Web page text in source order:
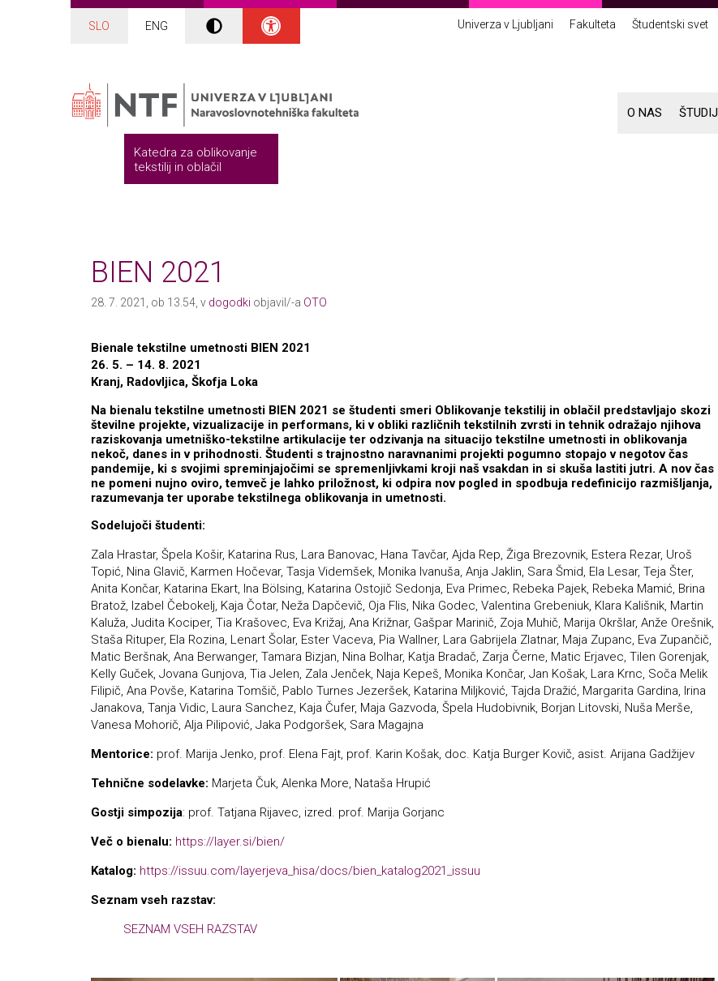
SLO ENG Univerza v Ljubljani Fakulteta Študentski svet
Katedra za oblikovanje
tekstilij in oblačil
O NAS ŠTUDIJ
BIEN 2021
28. 7. 2021, ob 13.54, v dogodki objavil/-a OTO
Bienale tekstilne umetnosti BIEN 2021
26. 5. – 14. 8. 2021
Kranj, Radovljica, Škofja Loka
Na bienalu tekstilne umetnosti BIEN 2021 se študenti smeri Oblikovanje tekstilij in oblačil predstavljajo skozi
številne projekte, vizualizacije in performans, ki v obliki različnih tekstilnih zvrsti in tehnik odražajo njihova
raziskovanja umetniško-tekstilne artikulacije ter odzivanja na situacijo tekstilne umetnosti in oblikovanja
nekoč, danes in v prihodnosti. Študenti s trajnostno naravnanimi projekti pogumno stopajo v negotov čas
pandemije, ki s svojimi spreminjajočimi se spremenljivkami kroji naš vsakdan in si skuša lastiti jutri. A nov čas
ne pomeni nujno oviro, temveč je lahko priložnost, ki odpira nov pogled in spodbuja redefinicijo razmišljanja,
razumevanja ter uporabe tekstilnega oblikovanja in umetnosti.
Sodelujoči študenti:
Zala Hrastar, Špela Košir, Katarina Rus, Lara Banovac, Hana Tavčar, Ajda Rep, Žiga Brezovnik, Estera Rezar, Uroš
Topić, Nina Glavič, Karmen Hočevar, Tasja Videmšek, Monika Ivanuša, Anja Jaklin, Sara Šmid, Ela Lesar, Teja Šter,
Anita Končar, Katarina Ekart, Ina Bölsing, Katarina Ostojič Sedonja, Eva Primec, Rebeka Pajek, Rebeka Mamić, Brina
Bratož, Izabel Čebokelj, Kaja Čotar, Neža Dapčevič, Oja Flis, Nika Godec, Valentina Grebeniuk, Klara Kališnik, Martin
Kaluža, Judita Kociper, Tia Krašovec, Eva Križaj, Ana Križnar, Gašpar Marinič, Zoja Muhič, Marija Okršlar, Anže Orešnik,
Staša Rituper, Ela Rozina, Lenart Šolar, Ester Vaceva, Pia Wallner, Lara Gabrijela Zlatnar, Maja Zupanc, Eva Zupančič,
Matic Beršnak, Ana Berwanger, Tamara Bizjan, Nina Bolhar, Katja Bradač, Zarja Černe, Matic Erjavec, Tilen Gorenjak,
Kelly Guček, Jovana Gunjova, Tia Jelen, Zala Jenček, Naja Kepeš, Monika Končar, Jan Košak, Lara Krnc, Soča Melik
Filipič, Ana Povše, Katarina Tomšič, Pablo Turnes Jezeršek, Katarina Miljković, Tajda Dražić, Margarita Gardina, Irina
Janakova, Tanja Vidic, Laura Sanchez, Kaja Čufer, Maja Gazvoda, Špela Hudobivnik, Borjan Litovski, Nuša Merše,
Vanesa Mohorič, Alja Pilipović, Jaka Podgoršek, Sara Magajna
Mentorice: prof. Marija Jenko, prof. Elena Fajt, prof. Karin Košak, doc. Katja Burger Kovič, asist. Arijana Gadžijev
Tehnične sodelavke: Marjeta Čuk, Alenka More, Nataša Hrupić
Gostji simpozija: prof. Tatjana Rijavec, izred. prof. Marija Gorjanc
Več o bienalu: https://layer.si/bien/
Katalog: https://issuu.com/layerjeva_hisa/docs/bien_katalog2021_issuu
Seznam vseh razstav:
SEZNAM VSEH RAZSTAV